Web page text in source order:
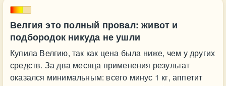
Велгия это полный провал: живот и
подбородок никуда не ушли
Купила Велгию, так как цена была ниже, чем у других
средств. За два месяца применения результат
оказался минимальным: всего минус 1 кг, аппетит